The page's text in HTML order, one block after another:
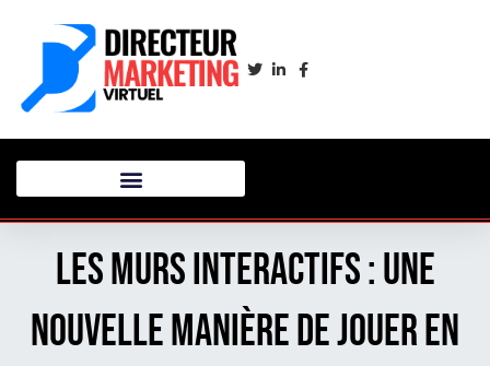
Les murs interactifs : une
nouvelle manière de jouer en